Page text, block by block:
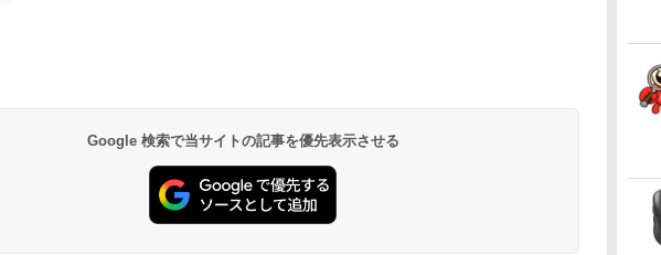
Google 検索で当サイトの記事を優先表示させる